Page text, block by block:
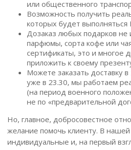
или общественного
Возможность получить
которых будет выполняться
Дозаказ любых подарков не
парфюмы, сорта кофе или
сертификаты, это и многое
приложить к своему
Можете заказать доставку
уже в 23.30, мы работаем
(на период военного
не по «предварительной
Но, главное, добросовестное
желание помочь клиенту. В
индивидуальные и, на первый